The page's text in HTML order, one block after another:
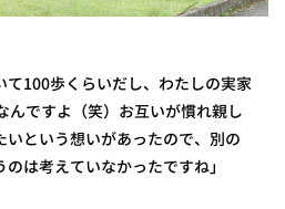
て100歩くらいだし、わたしの実家
んですよ（笑）お互いが慣れ親し
いという想いがあったので、別の
は考えていなかったですね」